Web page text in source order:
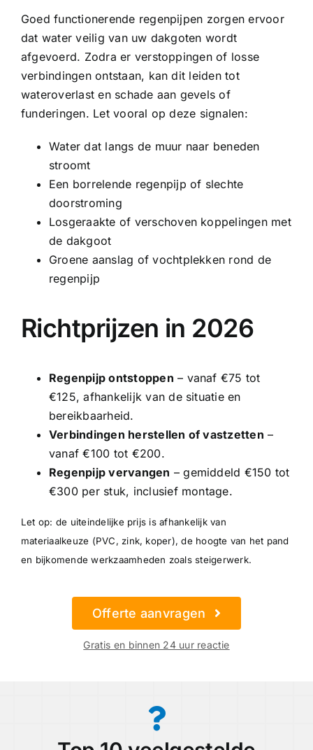
Goed functionerende regenpijpen zorgen ervoor
dat water veilig van uw dakgoten wordt
afgevoerd. Zodra er verstoppingen of losse
verbindingen ontstaan, kan dit leiden tot
wateroverlast en schade aan gevels of
funderingen. Let vooral op deze signalen:
Water dat langs de muur naar beneden
stroomt
Een borrelende regenpijp of slechte
doorstroming
Losgeraakte of verschoven koppelingen met
de dakgoot
Groene aanslag of vochtplekken rond de
regenpijp
Richtprijzen in 2026
Regenpijp ontstoppen – vanaf €75 tot
€125, afhankelijk van de situatie en
bereikbaarheid.
Verbindingen herstellen of vastzetten –
vanaf €100 tot €200.
Regenpijp vervangen – gemiddeld €150 tot
€300 per stuk, inclusief montage.
Let op: de uiteindelijke prijs is afhankelijk van
materiaalkeuze (PVC, zink, koper), de hoogte van het pand
en bijkomende werkzaamheden zoals steigerwerk.
Offerte aanvragen
Gratis en binnen 24 uur reactie